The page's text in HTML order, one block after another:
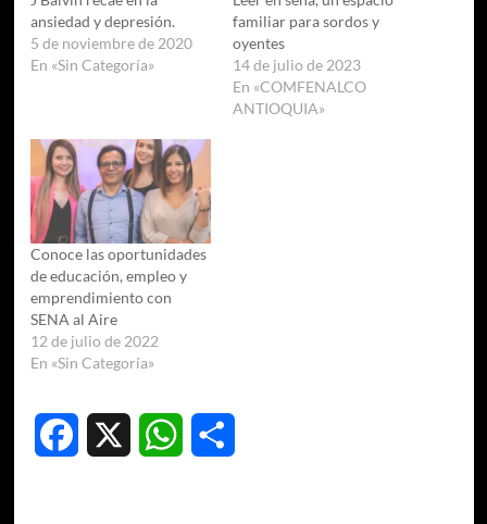
ansiedad y depresión.
5 de noviembre de 2020
En «Sin Categoría»
familiar para sordos y
oyentes
14 de julio de 2023
En «COMFENALCO
ANTIOQUIA»
Conoce las oportunidades
de educación, empleo y
emprendimiento con
SENA al Aire
12 de julio de 2022
En «Sin Categoría»
Facebook WhatsApp